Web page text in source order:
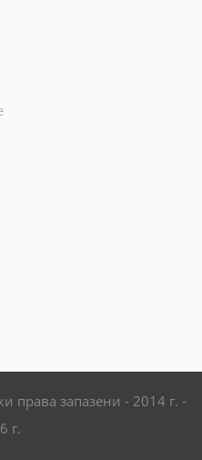
права запазени - 2014 г. -
г.